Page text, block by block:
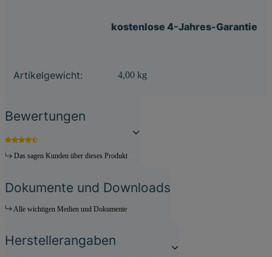
kostenlose 4-Jahres-Garantie
Produkteigenschaft
Wert
Artikelgewicht: 4,00 kg
Bewertungen
Das sagen Kunden über dieses Produkt
Dokumente und Downloads
Alle wichtigen Medien und Dokumente
Herstellerangaben